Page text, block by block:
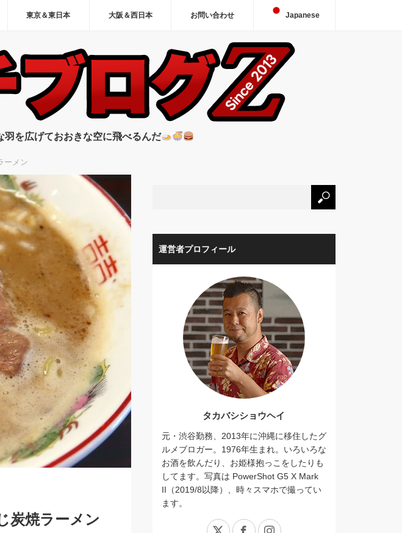
東京＆東日本 大阪＆西日本 お問い合わせ Japanese
を広げておおきな空に飛べるんだ
ーメン
炭焼ラーメン
運営者プロフィール
タカバシショウヘイ
元・渋谷勤務、2013年に沖縄に移住したグ
ルメブロガー。1976年生まれ。いろいろな
お酒を飲んだり、お姫様抱っこをしたりも
してます。写真は PowerShot G5 X Mark
II（2019/8以降）、時々スマホで撮ってい
ます。
X FacebookInstagram